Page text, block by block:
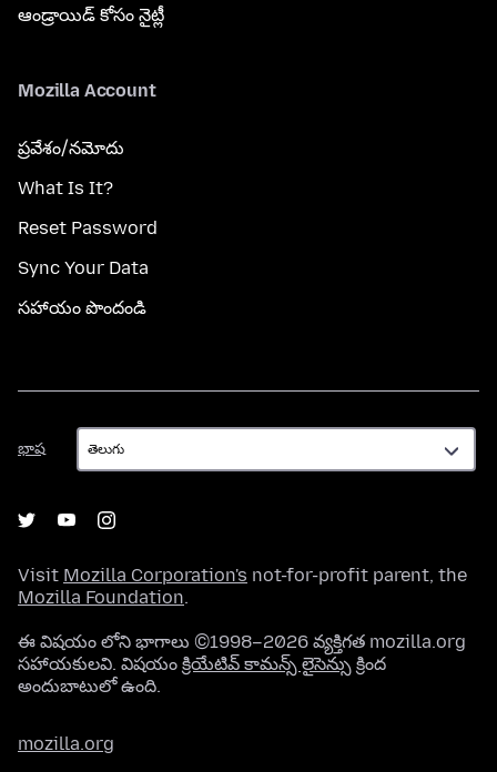
ఆండ్రాయిడ్ కోసం నైట్లీ
Mozilla Account
ప్రవేశం/నమోదు
What Is It?
Reset Password
Sync Your Data
సహాయం పొందండి
భాష
భాష
Visit Mozilla Corporation's not-for-profit parent, the
Mozilla Foundation.
ఈ విషయం లోని భాగాలు ©1998–2026 వ్యక్తిగత mozilla.org
సహాయకులవి. విషయం క్రియేటివ్ కామన్స్ లైసెన్సు క్రింద
అందుబాటులో ఉంది.
mozilla.org